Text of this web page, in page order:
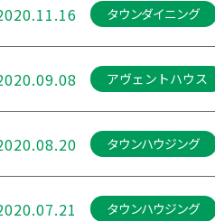
タウンダイニング
アヴェントハウス
タウンハウジング
タウンハウジング